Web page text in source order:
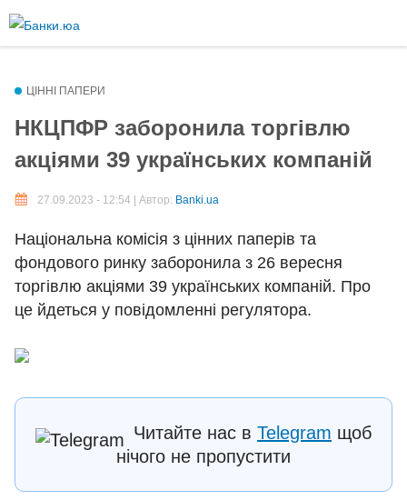
основного
ЦІННІ ПАПЕРИ
НКЦПФР заборонила торгівлю
акціями 39 українських компаній
27.09.2023 - 12:54 | Автор: Banki.ua
Національна комісія з цінних паперів та
фондового ринку заборонила з 26 вересня
торгівлю акціями 39 українських компаній. Про
це йдеться у повідомленні регулятора.
Читайте нас в Telegram щоб
нічого не пропустити
Comment HTML
Дозволені теґи HTML: <p> <br> <ul> <li> <ol> <em> <strong> <b>
Рядки і абзаци переносяться автоматично.
Plain text
You may quote other posts using [quote] tags.